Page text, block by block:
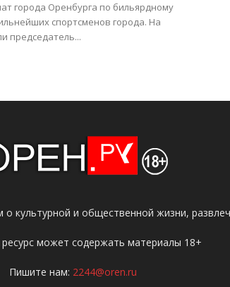
города Оренбурга по бильярдному
спортсменов города. На
председатель...
культурной и общественной жизни,
может содержать материалы 18+
Пишите нам: 2244@oren.ru